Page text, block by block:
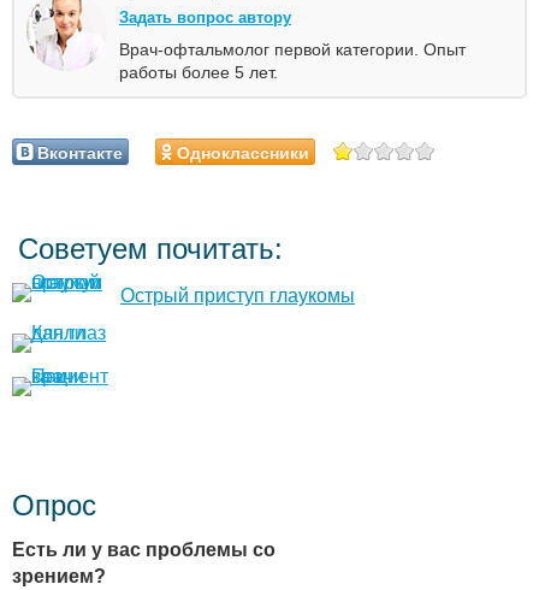
Задать вопрос автору
Врач-офтальмолог первой категории. Опыт
работы более 5 лет.
Вконтакте Одноклассники
Советуем почитать:
Острый приступ глаукомы
Опрос
Есть ли у вас проблемы со
зрением?